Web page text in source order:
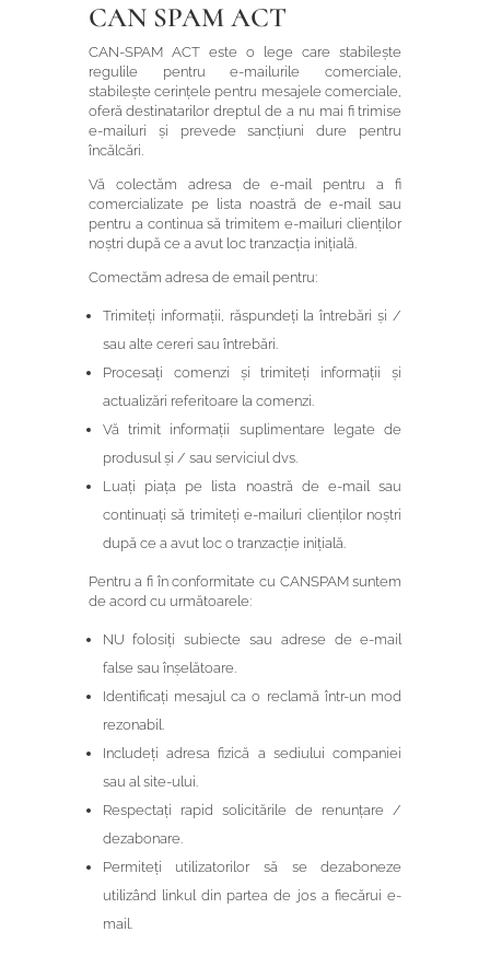
CAN SPAMACT
CAN-SPAM ACT este o lege care stabilește
regulile pentru e-mailurile comerciale,
stabilește cerințele pentru mesajele comerciale,
oferă destinatarilor dreptul de a nu mai fi trimise
e-mailuri și prevede sancțiuni dure pentru
încălcări.
Vă colectăm adresa de e-mail pentru a fi
comercializate pe lista noastră de e-mail sau
pentru a continua să trimitem e-mailuri clienților
noștri după ce a avut loc tranzacția inițială.
Comectăm adresa de email pentru:
Trimiteți informații, răspundeți la întrebări și /
sau alte cereri sau întrebări.
Procesați comenzi și trimiteți informații și
actualizări referitoare la comenzi.
Vă trimit informații suplimentare legate de
produsul și / sau serviciul dvs.
Luați piața pe lista noastră de e-mail sau
continuați să trimiteți e-mailuri clienților noștri
după ce a avut loc o tranzacție inițială.
Pentru a fi în conformitate cu CANSPAM suntem
de acord cu următoarele:
NU folosiți subiecte sau adrese de e-mail
false sau înșelătoare.
Identificați mesajul ca o reclamă într-un mod
rezonabil.
Includeți adresa fizică a sediului companiei
sau al site-ului.
Respectați rapid solicitările de renunțare /
dezabonare.
Permiteți utilizatorilor să se dezaboneze
utilizând linkul din partea de jos a fiecărui e-
mail.